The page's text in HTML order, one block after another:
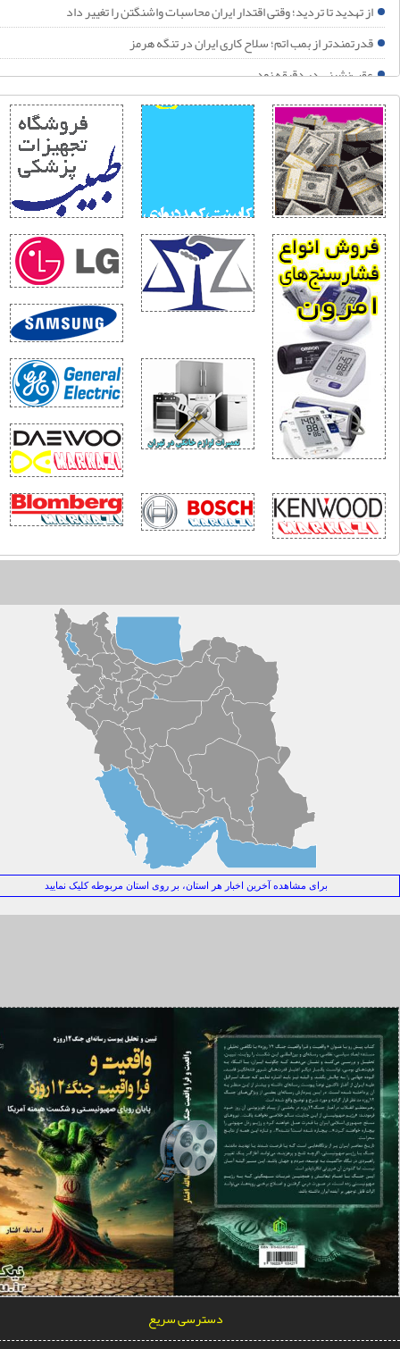
۲۰۲۶؛ آینه افول نظم آمریکایی
تهدید تا تردید؛ وقتی اقتدار ایران محاسبات واشنگتن را تغییر داد
از بمب اتم؛ سلاح کاری ایران در تنگه هرمز
در دقیقه نود
ایران در اوج جنگ تن به این خودکشی راهبردی می‌دهد؟
سفره مردم خط قرمز نیست!
نیویورک تایمز: جنگ ترامپ با ایران به سمت «شکست راهبردی» پیش می‌رود
انسانی؛ جهانی، تمدنی به اربعین
۲۰۲۶؛ آینه افول نظم آمریکایی
نقطه ثقل بازدارندگی ایران
و فراواقعیت جنگ ۱۲روزه
خطرناک زلنسکی در خزر
حمله آمریکا به حشد الشعبی، جنگ فرسایشی با ایران را به یک جنگ منطقه‌ای تبدیل
متفاوت از ۱۵۰ شبانه روز ایستادگی مردم مبعوث شده
فراتر از یک پیام
با دلسوزان نظام
در دام جنگ ایران
پدیدارشناسانه درباره فروپاشی حرمت، تربیت و نسبت نسل‌ها در عصر فردگرایی
اصلی سفر نخست‌وزیر عراق به تهران
دفاع از تنش‌زدایی با ایران
بزرگ سیاسی در میانه آتش!
جان مرشایمر پذیرش تفاهم‌نامه ۱۷ ژوئن توسط ایران را یک «خطای محاسباتی راهبردی» می‌داند؟+فیلم
متجاوز فراموش می‌شود!
جنوبِ همیشه قهرمان
عطوان: چرا باید به حرکت جدید میانجی ها مشکوک باشیم؟
و سقوط اخلاق سیاسی آمریکا
عبور از بحران‌ها
سیاستمدار بحران یا بحرانِ سیاست؟
دژ استوار ایران
رابرت پیپ واکنش نشان می‌دهد: دگرگونی بنیادین در معماری قدرت
و راهبرد آشوب
سوم؛ جنگ اراده‌ها و نبرد برای تغییر موازنه قدرت
خوان جهانی برای مطالبه اجرای عدالت
برای مشاهده آخرین اخبار هر استان، بر روی استان مربوطه کلیک نمایید
دسترسی سریع